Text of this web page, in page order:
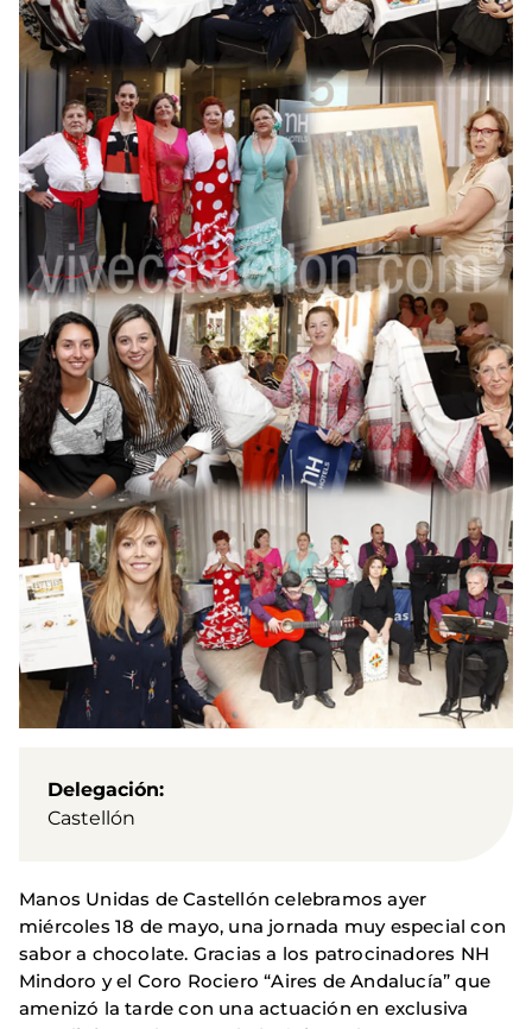
Delegación
Castellón
Manos Unidas de Castellón celebramos ayer
miércoles 18 de mayo, una jornada muy especial con
sabor a chocolate. Gracias a los patrocinadores NH
Mindoro y el Coro Rociero “Aires de Andalucía” que
amenizó la tarde con una actuación en exclusiva